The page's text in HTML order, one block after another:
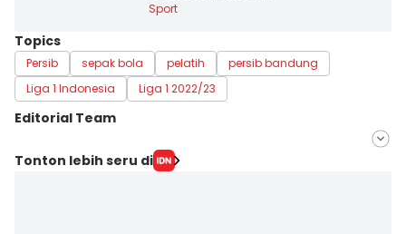
Sport
Topics
Persib sepak bola pelatih
persib bandung
Liga 1 Indonesia
Liga 1 2022/23
Editorial Team
Editor
Tonton lebih seru di